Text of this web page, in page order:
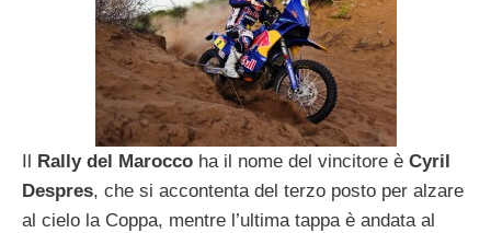
Il Rally del Marocco ha il nome del vincitore è Cyril
Despres, che si accontenta del terzo posto per alzare
al cielo la Coppa, mentre l’ultima tappa è andata al